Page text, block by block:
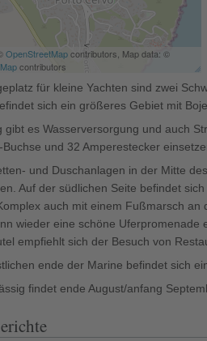
OpenStreetMapcontributors, Map data: ©
contributors
für kleine Yachten sind zwei
sich ein größeres Gebiet mit
gibt es Wasserversorgung und auch
und 32 Amperestecker
und Duschanlagen in der Mitte
Auf der südlichen Seite befindet
auch mit einem Fußmarsch
wieder eine schöne
empfiehlt sich der Besuch von
ende der Marine befindet sich
findet ende August/anfang